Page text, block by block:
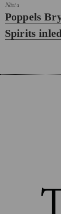
Nästa
Nästa
inlägg:
Poppels
Spirits